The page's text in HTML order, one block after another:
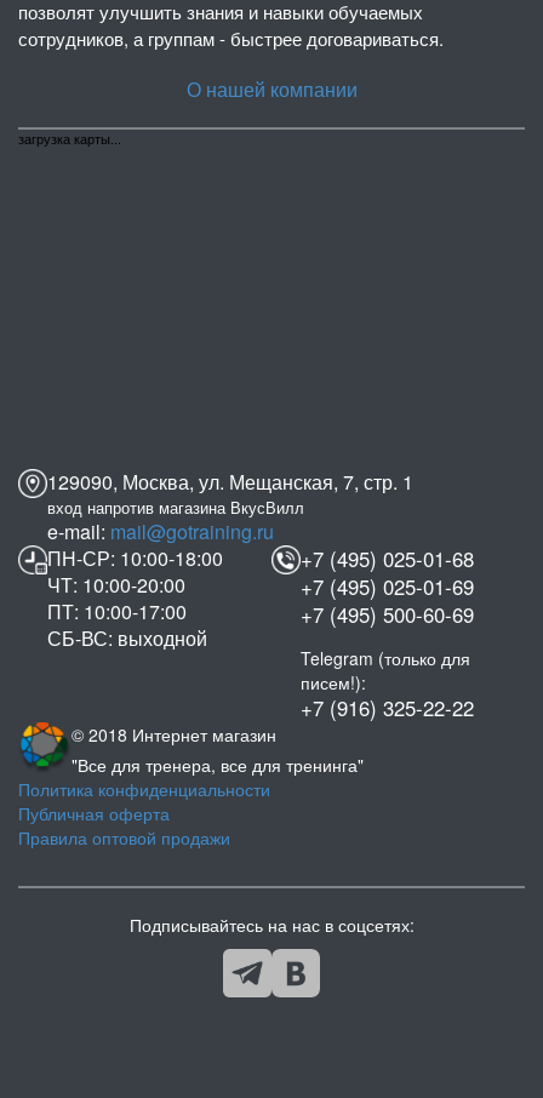
загрузка карты...
позволят улучшить знания и навыки обучаемых
сотрудников, а группам - быстрее договариваться.
О нашей компании
129090, Москва, ул. Мещанская, 7, стр. 1
вход напротив магазина ВкусВилл
e-mail: mail@gotraining.ru
ПН-СР: 10:00-18:00
ЧТ: 10:00-20:00
ПТ: 10:00-17:00
СБ-ВС: выходной
+7 (495) 025-01-68
+7 (495) 025-01-69
+7 (495) 500-60-69
Telegram (только для
писем!):
+7 (916) 325-22-22
© 2018 Интернет магазин
"Все для тренера, все для тренинга"
Политика конфиденциальности
Публичная оферта
Правила оптовой продажи
Подписывайтесь на нас в соцсетях: